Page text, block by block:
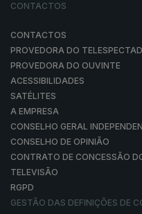
CONTACTOS
CONTACTOS
PROVEDORA DO
PROVEDORA DO OUVINTE
ACESSIBILIDADES
SATÉLITES
A EMPRESA
CONSELHO GERAL
CONSELHO DE OPINIÃO
CONTRATO DE CONCESSÃO
TELEVISÃO
RGPD
GESTÃO DAS DEFINIÇÕES DE